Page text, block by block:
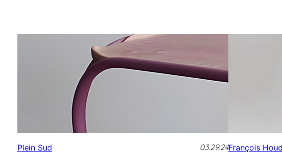
Plein Sud 03.29.24François